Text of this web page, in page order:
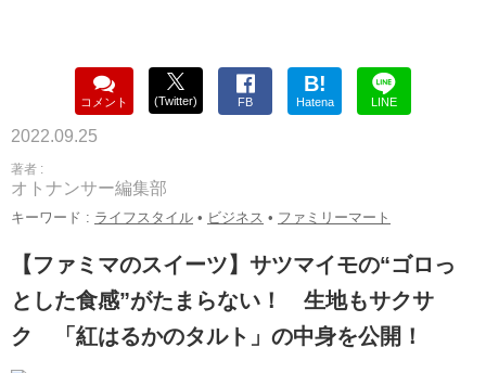
コメント (Twitter) FB
B!
Hatena LINE
2022.09.25
著者 :
オトナンサー編集部
キーワード : ライフスタイル • ビジネス • ファミリーマート
【ファミマのスイーツ】サツマイモの“ゴロっ
とした食感”がたまらない！ 生地もサクサ
ク 「紅はるかのタルト」の中身を公開！